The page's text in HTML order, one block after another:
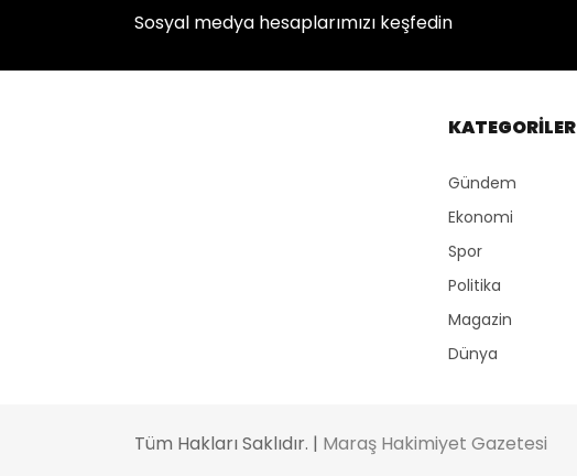
Sosyal medya hesaplarımızı keşfedin
KATEGORİLER
Gündem
Ekonomi
Spor
Politika
Magazin
Dünya
Tüm Hakları Saklıdır. | Maraş Hakimiyet Gazetesi